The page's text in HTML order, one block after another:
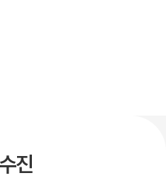
진